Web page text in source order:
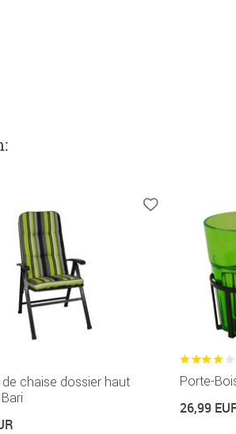
:
de chaise dossier haut
Porte-
26,99